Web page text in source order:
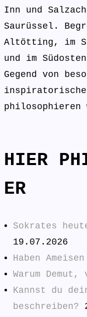
Inn und
Saurüssel.
Altötting, im
und im
Gegend von
philosophieren
HIER
ER
Sokrates
19.07.2026
Haben
Warum Demut,
Kannst du
beschreiben?